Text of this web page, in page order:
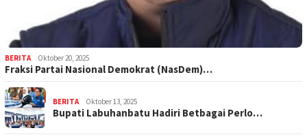
BERITA Oktober 20, 2025
Fraksi Partai Nasional Demokrat (NasDem)…
BERITA Oktober 13, 2025
Bupati Labuhanbatu Hadiri Betbagai Perlo…